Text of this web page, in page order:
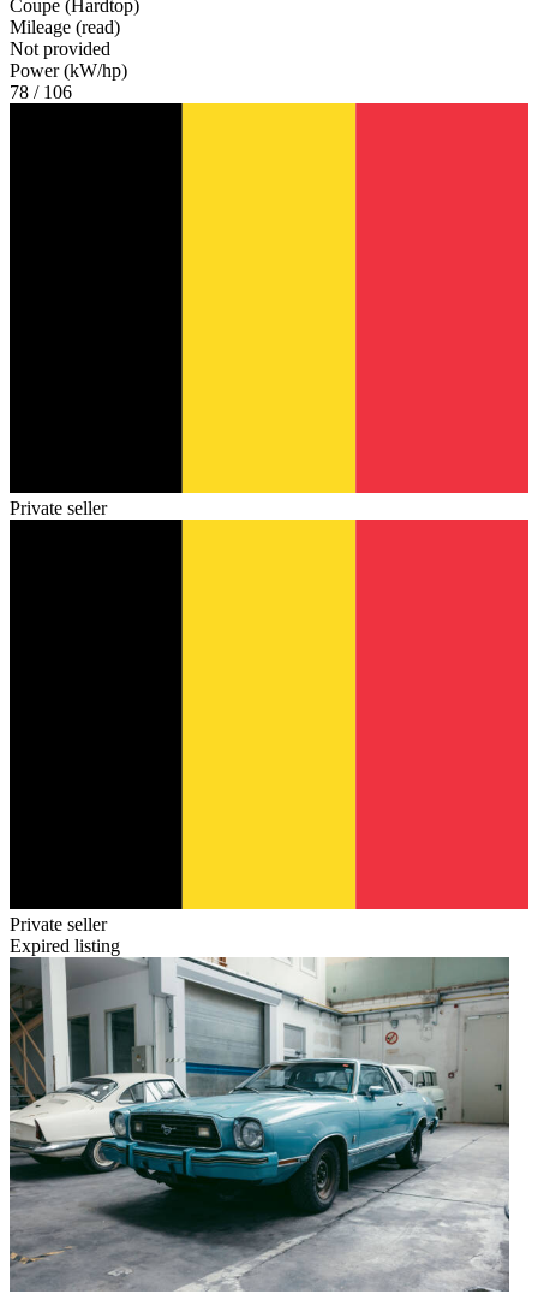
Coupe (Hardtop)
Mileage (read)
Not provided
Power (kW/hp)
78 / 106
Private seller
Private seller
Expired listing